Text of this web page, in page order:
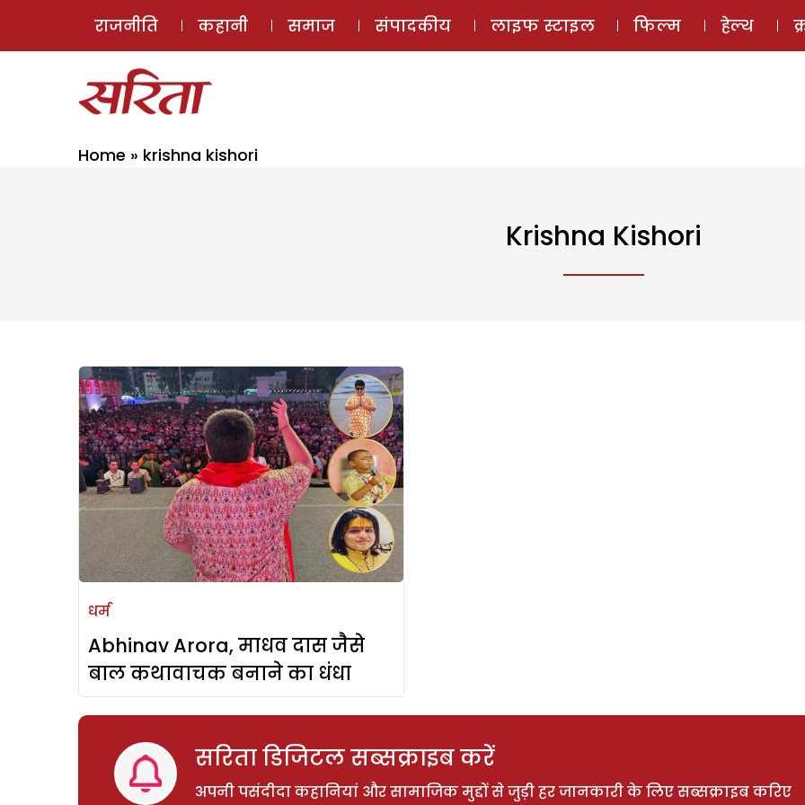
ई-मैगज़ीन
राजनीति कहानी समाज संपादकीय लाइफ स्टाइल फिल्म हेल्थ
Home » krishna kishori
Krishna Kishori
धर्म
Abhinav Arora, माधव दास जैसे
बाल कथावाचक बनाने का धंधा
सरिता डिजिटल सब्सक्राइब करें
अपनी पसंदीदा कहानियां और सामाजिक मुद्दों से जुड़ी हर जानकारी के लिए सब्सक्राइब करिए